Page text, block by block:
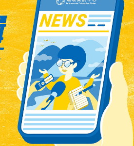
舊有垃圾尚未清完，還不斷有垃圾隨
在颱風來襲前，已事先清除入水口淤
輕微。